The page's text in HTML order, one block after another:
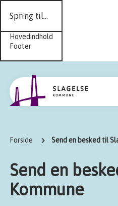
Spring til...
Hovedindhold
Footer
Forside Send en besked til
Send en
Kommune